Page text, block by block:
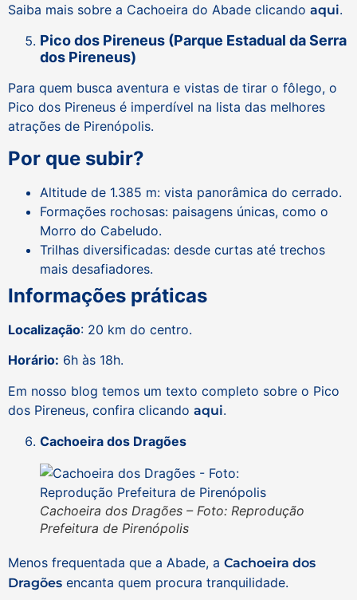
Saiba mais sobre a Cachoeira do Abade clicando aqui.
Pico dos Pireneus (Parque Estadual da Serra
dos Pireneus)
Para quem busca aventura e vistas de tirar o fôlego, o
Pico dos Pireneus é imperdível na lista das melhores
atrações de Pirenópolis.
Por que subir?
Altitude de 1.385 m: vista panorâmica do cerrado.
Formações rochosas: paisagens únicas, como o
Morro do Cabeludo.
Trilhas diversificadas: desde curtas até trechos
mais desafiadores.
Informações práticas
Localização: 20 km do centro.
Horário: 6h às 18h.
Em nosso blog temos um texto completo sobre o Pico
dos Pireneus, confira clicando aqui.
Cachoeira dos Dragões
Cachoeira dos Dragões – Foto: Reprodução
Prefeitura de Pirenópolis
Menos frequentada que a Abade, a Cachoeira dos
Dragões encanta quem procura tranquilidade.